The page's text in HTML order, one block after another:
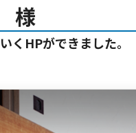
様
くHPができました。